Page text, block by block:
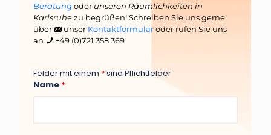
Beratungoder unseren Räumlichkeiten in
Karlsruhe zu begrüßen! Schreiben Sie uns gerne
über
unser Kontaktformularoder rufen Sie uns
an
+49 (0)721 358 369
Felder mit einem *sind Pflichtfelder
Name *